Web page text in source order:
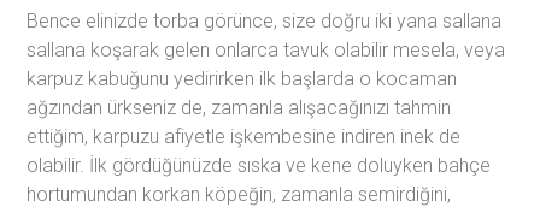
Bence elinizde torba görünce, size doğru iki yana sallana
sallana koşarak gelen onlarca tavuk olabilir mesela, veya
karpuz kabuğunu yedirirken ilk başlarda o kocaman
ağzından ürkseniz de, zamanla alışacağınızı tahmin
ettiğim, karpuzu afiyetle işkembesine indiren inek de
olabilir. İlk gördüğünüzde sıska ve kene doluyken bahçe
hortumundan korkan köpeğin, zamanla semirdiğini,